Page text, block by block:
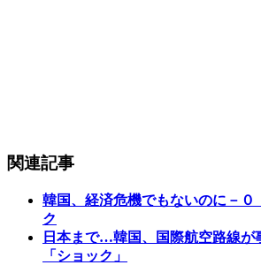
関連記事
韓国、経済危機でもないのに－０
ク
日本まで…韓国、国際航空路線
「ショック」